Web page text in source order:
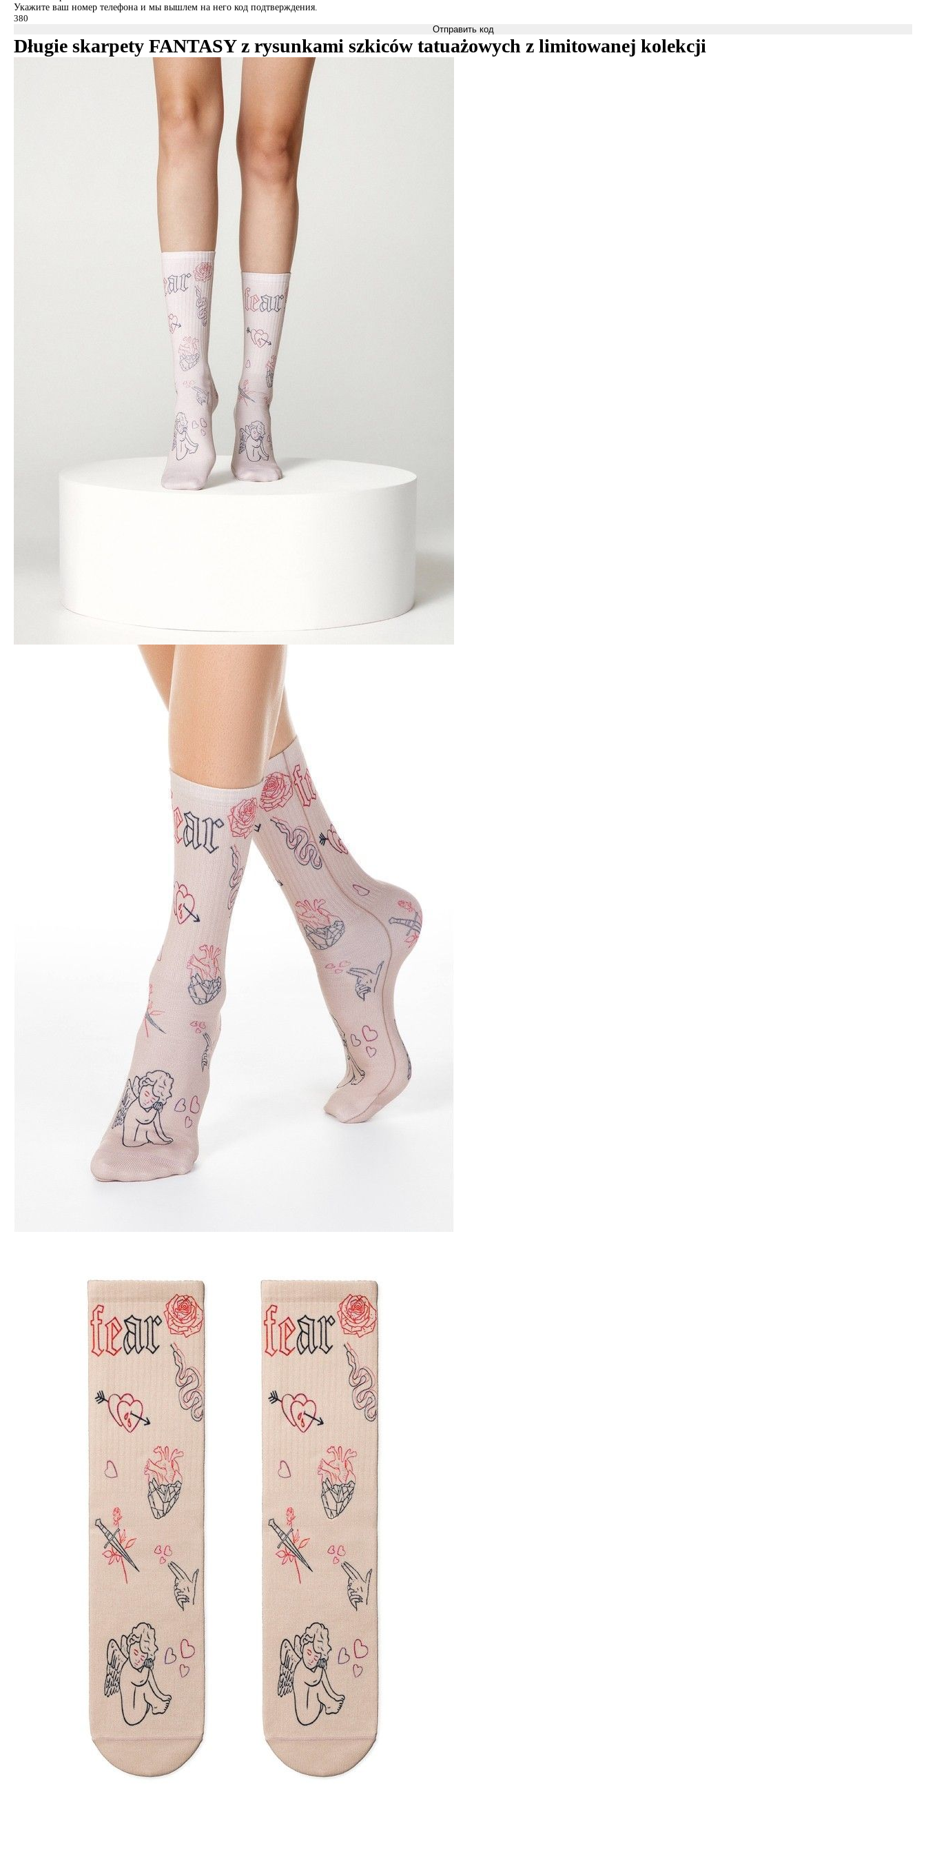
Укажите ваш номер телефона и мы вышлем на него код подтверждения.
Отправить код
Długie skarpety FANTASY z rysunkami szkiców tatuażowych z limitowanej kolekcji